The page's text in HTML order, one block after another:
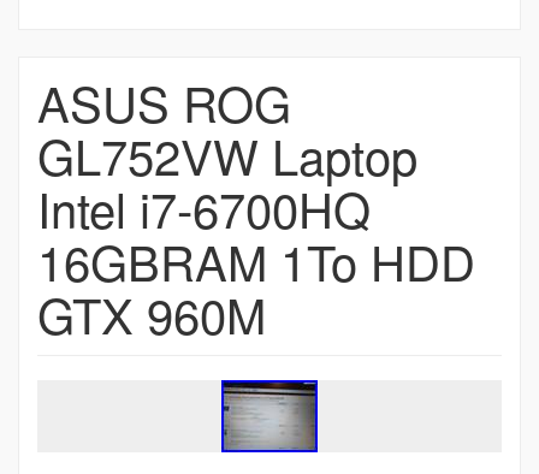
ASUS ROG
GL752VW Laptop
Intel i7-6700HQ
16GBRAM 1To HDD
GTX 960M